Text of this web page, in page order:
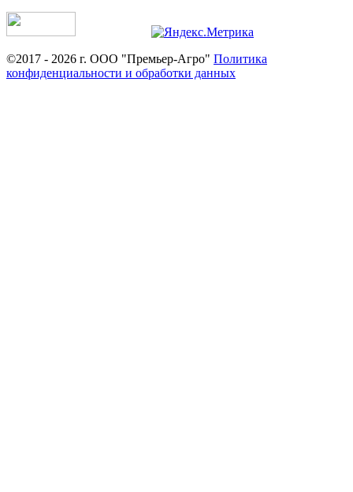
©2017 - 2026 г. ООО "Премьер-Агро" Политика
конфиденциальности и обработки данных